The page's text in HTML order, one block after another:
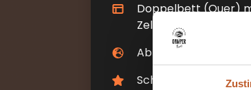
Doppelbett (Quer)
Zeltdach
Abholort:
Schaltgetriebe